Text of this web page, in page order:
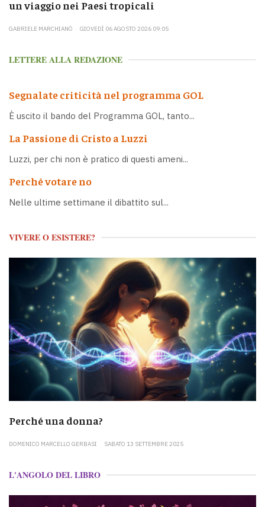
un viaggio nei Paesi tropicali
GABRIELE MARCHIANÒ GIOVEDÌ 06 AGOSTO 2026 09:05
LETTERE ALLA REDAZIONE
Segnalate criticità nel programma GOL
È uscito il bando del Programma GOL, tanto...
La Passione di Cristo a Luzzi
Luzzi, per chi non è pratico di questi ameni...
Perché votare no
Nelle ultime settimane il dibattito sul...
VIVERE O ESISTERE?
Perché una donna?
DOMENICO MARCELLO GERBASI SABATO 13 SETTEMBRE 2025
L'ANGOLO DEL LIBRO